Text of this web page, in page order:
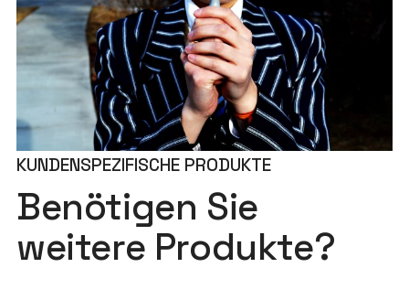
KUNDENSPEZIFISCHE PRODUKTE
Benötigen Sie
weitere Produkte?